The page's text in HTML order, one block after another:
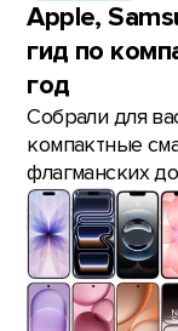
Apple,
гид по
год
Собрали для
компактные
флагманских